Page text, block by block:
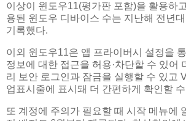
이상이 윈도우11(평가판 포함)을 활용하
용된 윈도우 디바이스 수는 지난해 전년
기록했다.
이외 윈도우11은 앱 프라이버시 설정을
정보에 대한 접근을 허용·차단할 수 있어
리 보안 로그인과 잠금을 실행할 수 있고
업표시줄에 표시돼 더 간편하게 확인할
또 계정에 주의가 필요할 때 시작 메뉴에